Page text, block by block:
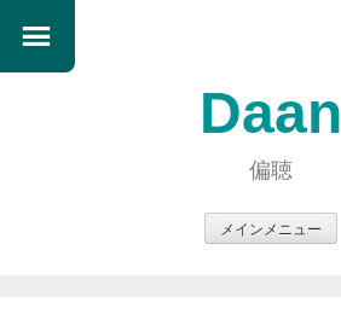
Daan
偏聴
メインメニュー